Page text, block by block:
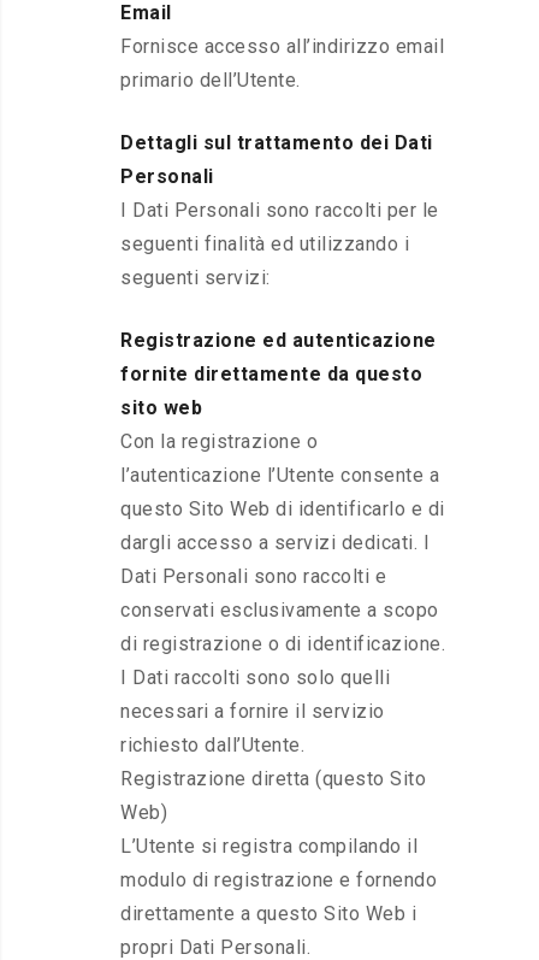
Email
Fornisce accesso all’indirizzo email
primario dell’Utente.
Dettagli sul trattamento dei Dati
Personali
I Dati Personali sono raccolti per le
seguenti finalità ed utilizzando i
seguenti servizi:
Registrazione ed autenticazione
fornite direttamente da questo
sito web
Con la registrazione o
l’autenticazione l’Utente consente a
questo Sito Web di identificarlo e di
dargli accesso a servizi dedicati. I
Dati Personali sono raccolti e
conservati esclusivamente a scopo
di registrazione o di identificazione.
I Dati raccolti sono solo quelli
necessari a fornire il servizio
richiesto dall’Utente.
Registrazione diretta (questo Sito
Web)
L’Utente si registra compilando il
modulo di registrazione e fornendo
direttamente a questo Sito Web i
propri Dati Personali.